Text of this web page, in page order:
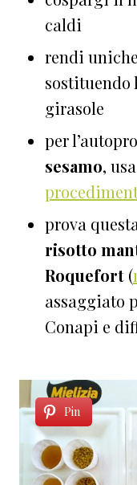
caldi
rendi
sostituendo
girasole
per
sesamo,
prova
risotto
Roquefort (
assaggiato
Conapi e
Pin